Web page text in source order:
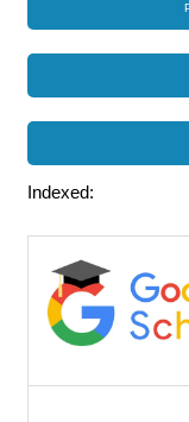
Indexed: